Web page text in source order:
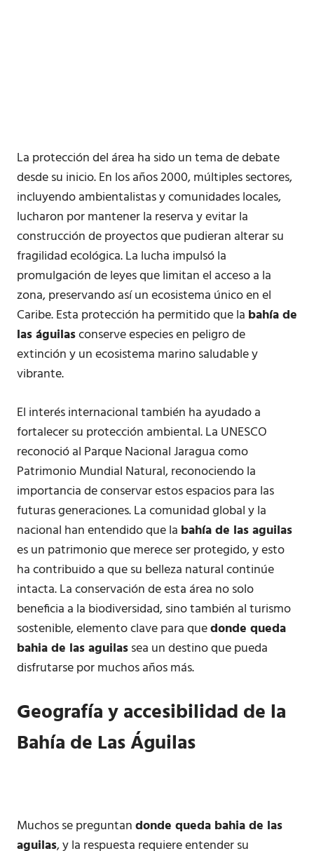
La protección del área ha sido un tema de debate
desde su inicio. En los años 2000, múltiples sectores,
incluyendo ambientalistas y comunidades locales,
lucharon por mantener la reserva y evitar la
construcción de proyectos que pudieran alterar su
fragilidad ecológica. La lucha impulsó la
promulgación de leyes que limitan el acceso a la
zona, preservando así un ecosistema único en el
Caribe. Esta protección ha permitido que la bahía de
las águilasconserve especies en peligro de
extinción y un ecosistema marino saludable y
vibrante.
El interés internacional también ha ayudado a
fortalecer su protección ambiental. La UNESCO
reconoció al Parque Nacional Jaragua como
Patrimonio Mundial Natural, reconociendo la
importancia de conservar estos espacios para las
futuras generaciones. La comunidad global y la
nacional han entendido que la bahía de las aguilas
es un patrimonio que merece ser protegido, y esto
ha contribuido a que su belleza natural continúe
intacta. La conservación de esta área no solo
beneficia a la biodiversidad, sino también al turismo
sostenible, elemento clave para quedonde queda
bahia de las aguilassea un destino que pueda
disfrutarse por muchos años más.
Geografía y accesibilidad de la
Bahía de Las Águilas
Muchos se preguntandonde queda bahia de las
aguilas, y la respuesta requiere entender su